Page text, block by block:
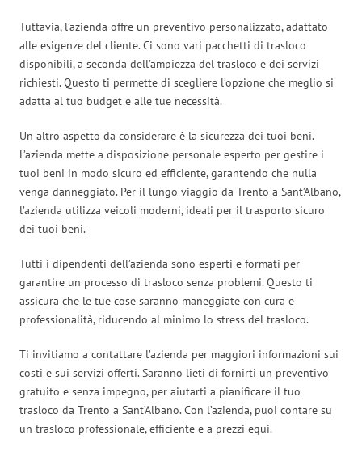
Tuttavia, l’azienda offre un preventivo personalizzato, adattato
alle esigenze del cliente. Ci sono vari pacchetti di trasloco
disponibili, a seconda dell’ampiezza del trasloco e dei servizi
richiesti. Questo ti permette di scegliere l’opzione che meglio si
adatta al tuo budget e alle tue necessità.
Un altro aspetto da considerare è la sicurezza dei tuoi beni.
L’azienda mette a disposizione personale esperto per gestire i
tuoi beni in modo sicuro ed efficiente, garantendo che nulla
venga danneggiato. Per il lungo viaggio da Trento a Sant’Albano,
l’azienda utilizza veicoli moderni, ideali per il trasporto sicuro
dei tuoi beni.
Tutti i dipendenti dell’azienda sono esperti e formati per
garantire un processo di trasloco senza problemi. Questo ti
assicura che le tue cose saranno maneggiate con cura e
professionalità, riducendo al minimo lo stress del trasloco.
Ti invitiamo a contattare l’azienda per maggiori informazioni sui
costi e sui servizi offerti. Saranno lieti di fornirti un preventivo
gratuito e senza impegno, per aiutarti a pianificare il tuo
trasloco da Trento a Sant’Albano. Con l’azienda, puoi contare su
un trasloco professionale, efficiente e a prezzi equi.